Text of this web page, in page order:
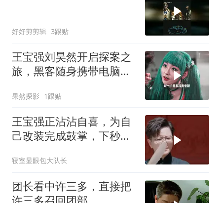
好好剪剪辑 3跟贴
王宝强刘昊然开启探案之
旅，黑客随身携带电脑，
果然探影 1跟贴
王宝强正沾沾自喜，为自
己改装完成鼓掌，下秒就
寝室显眼包大队长
团长看中许三多，直接把